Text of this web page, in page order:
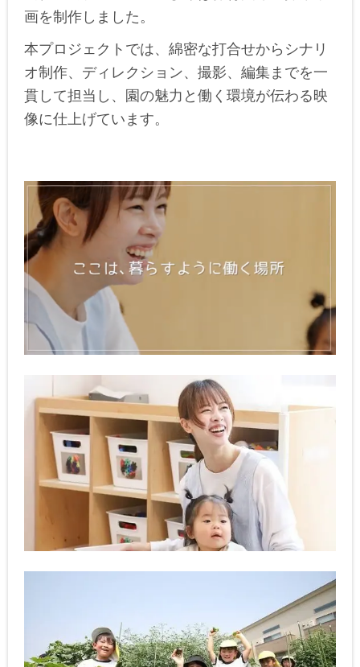
画を制作しました。
本プロジェクトでは、綿密な打合せからシナリ
オ制作、ディレクション、撮影、編集までを一
貫して担当し、園の魅力と働く環境が伝わる映
像に仕上げています。